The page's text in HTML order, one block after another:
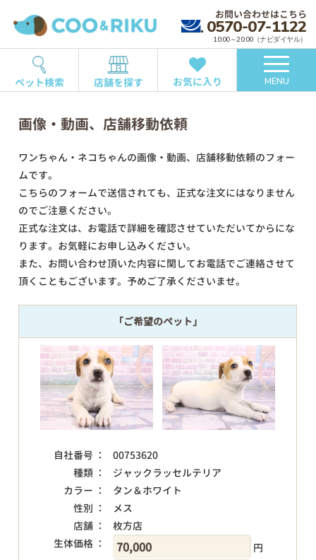
お問い合わせはこちら
0570-07-1122
10:00～20:00（ナビダイヤル）
ペット検索 店舗を探す お気に入り MENU
画像・動画、店舗移動依頼
ワンちゃん・ネコちゃんの画像・動画、店舗移動依頼のフォー
ムです。
こちらのフォームで送信されても、正式な注文にはなりません
のでご注意ください。
正式な注文は、お電話で詳細を確認させていただいてからにな
ります。お気軽にお申し込みください。
また、お問い合わせ頂いた内容に関してお電話でご連絡させて
頂くこともございます。予めご了承くださいませ。
「ご希望のペット」
自社番号 ：
00753620
種類 ：
ジャックラッセルテリア
カラー ：
タン＆ホワイト
性別 ：
メス
店舗 ：
枚方店
生体価格 ：
円